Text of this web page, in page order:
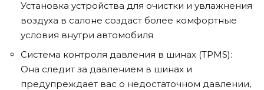
Установка устройства для очистки и увлажнения
воздуха в салоне создаст более комфортные
условия внутри автомобиля
Система контроля давления в шинах (TPMS):
Она следит за давлением в шинах и
предупреждает вас о недостаточном давлении,